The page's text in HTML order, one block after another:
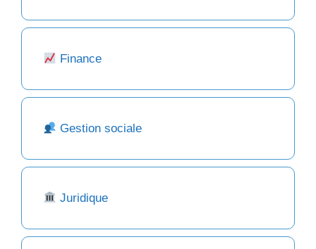
Finance
Gestion sociale
Juridique